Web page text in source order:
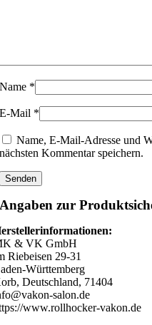
Name *
E-Mail *
Name, E-Mail-Adresse und
nächsten Kommentar speichern.
Angaben zur
& VK GmbH
Riebeisen 29-31
Württemberg
Deutschland, 71404
salon.de
www.rollhocker-vakon.de